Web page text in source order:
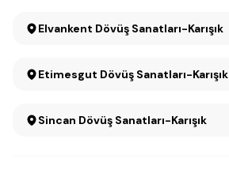
Elvankent Dövüş Sanatları-Karışık
Etimesgut Dövüş Sanatları-Karışık
Sincan Dövüş Sanatları-Karışık